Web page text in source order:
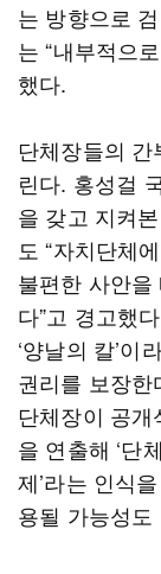
는 방향으로
는 “내부적으
했다.
단체장들의
린다. 홍성걸
을 갖고 지켜
도 “자치단체
불편한 사안을
다”고 경고했
‘양날의 칼’이
권리를 보장한
단체장이 공
을 연출해 ‘단
제’라는 인식
용될 가능성도